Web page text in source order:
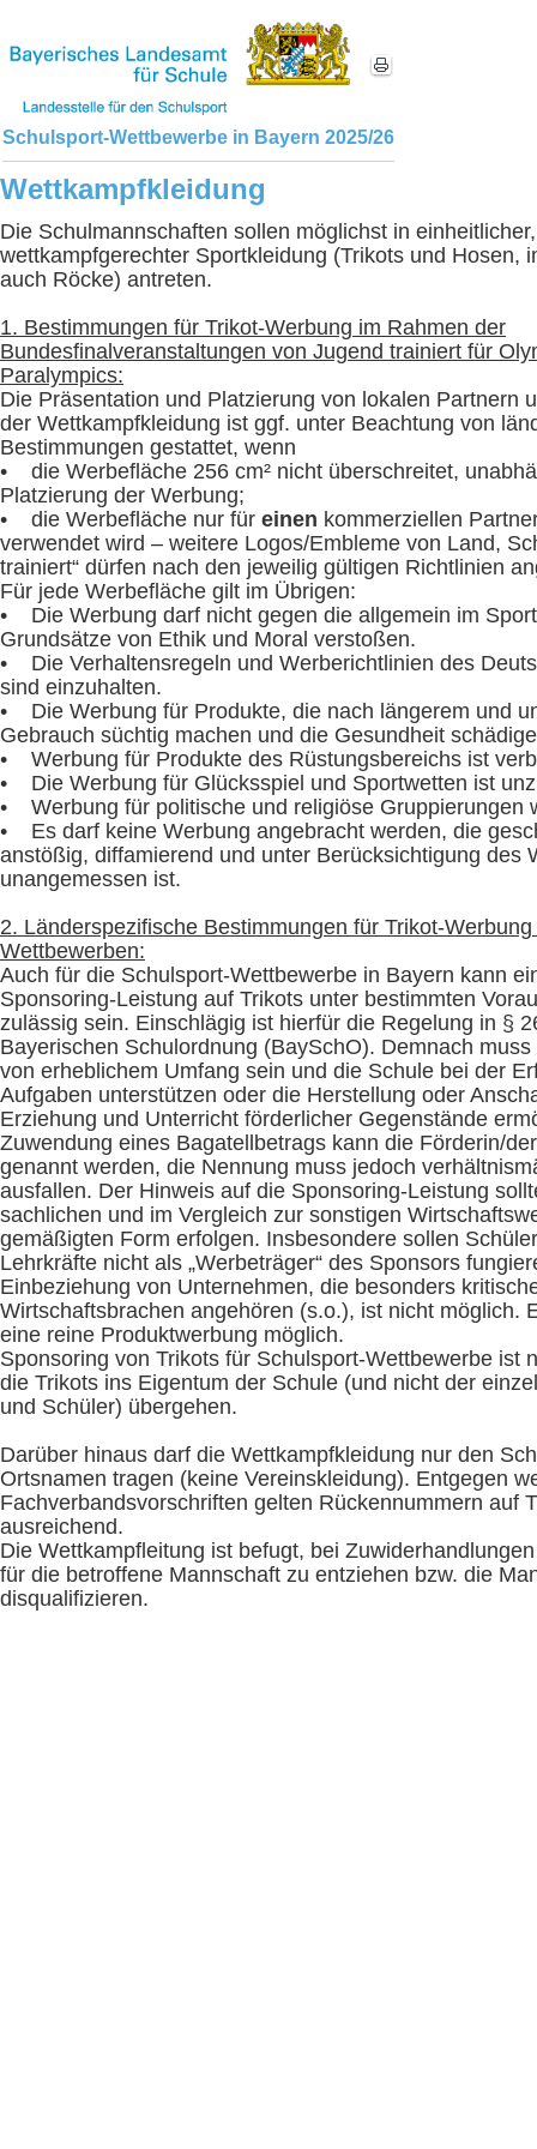
Schulsport-Wettbewerbe in Bayern 2025/26
Wettkampfkleidung
Die Schulmannschaften sollen möglichst in einheitlicher,
wettkampfgerechter Sportkleidung (Trikots und Hosen,
auch Röcke) antreten.
1. Bestimmungen für Trikot-Werbung im Rahmen der
Bundesfinalveranstaltungen von Jugend trainiert für
Paralympics:
Die Präsentation und Platzierung von lokalen Partnern
der Wettkampfkleidung ist ggf. unter Beachtung von
Bestimmungen gestattet, wenn
• die Werbefläche 256 cm² nicht überschreitet,
Platzierung der Werbung;
• die Werbefläche nur für einen kommerziellen
verwendet wird – weitere Logos/Embleme von Land,
trainiert“ dürfen nach den jeweilig gültigen Richtlinien
Für jede Werbefläche gilt im Übrigen:
• Die Werbung darf nicht gegen die allgemein im
Grundsätze von Ethik und Moral verstoßen.
• Die Verhaltensregeln und Werberichtlinien des
sind einzuhalten.
• Die Werbung für Produkte, die nach längerem und
Gebrauch süchtig machen und die Gesundheit
• Werbung für Produkte des Rüstungsbereichs ist
• Die Werbung für Glücksspiel und Sportwetten ist
• Werbung für politische und religiöse Gruppierungen
• Es darf keine Werbung angebracht werden, die
anstößig, diffamierend und unter Berücksichtigung des
unangemessen ist.
2. Länderspezifische Bestimmungen für Trikot-
Wettbewerben:
Auch für die Schulsport-Wettbewerbe in Bayern kann
Sponsoring-Leistung auf Trikots unter bestimmten
zulässig sein. Einschlägig ist hierfür die Regelung in §
Bayerischen Schulordnung (BaySchO). Demnach
von erheblichem Umfang sein und die Schule bei der
Aufgaben unterstützen oder die Herstellung oder
Erziehung und Unterricht förderlicher Gegenstände
Zuwendung eines Bagatellbetrags kann die Förderin/
genannt werden, die Nennung muss jedoch
ausfallen. Der Hinweis auf die Sponsoring-Leistung
sachlichen und im Vergleich zur sonstigen
gemäßigten Form erfolgen. Insbesondere sollen
Lehrkräfte nicht als „Werbeträger“ des Sponsors
Einbeziehung von Unternehmen, die besonders
Wirtschaftsbrachen angehören (s.o.), ist nicht möglich.
eine reine Produktwerbung möglich.
Sponsoring von Trikots für Schulsport-Wettbewerbe ist
die Trikots ins Eigentum der Schule (und nicht der
und Schüler) übergehen.
Darüber hinaus darf die Wettkampfkleidung nur den
Ortsnamen tragen (keine Vereinskleidung). Entgegen
Fachverbandsvorschriften gelten Rückennummern auf
ausreichend.
Die Wettkampfleitung ist befugt, bei
für die betroffene Mannschaft zu entziehen bzw. die
disqualifizieren.